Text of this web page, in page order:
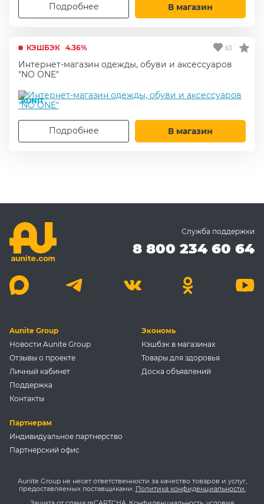
Подробнее В магазин
КЭШБЭК 4.36% 63
Интернет-магазин одежды, обуви и аксессуаров
"NO ONE"
AUNIT
Подробнее В магазин
Служба поддержки
8 800 234 60 64
Aunite Group
Новости Aunite Group
Отзывы о проекте
Личный кабинет
Поддержка
Контакты
Экономь
Кэшбэк в магазинах
Товары для здоровья
Доска объявлений
Партнерам
Индивидуальное партнерство
Партнерский офис
Aunite Group не несет ответственности за качество товаров и услуг,
предоставляемых поставщиками. Политика конфиденциальности.